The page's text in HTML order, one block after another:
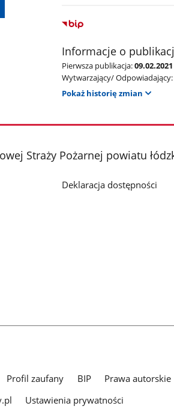
Informacje o
Pierwsza publikacja:
Wytwarzający/ Odpowiadający:
Pokaż historię zmian
Straży Pożarnej powiatu
Deklaracja dostępności
Profil zaufany BIP Prawa autorskie
Ustawienia prywatności